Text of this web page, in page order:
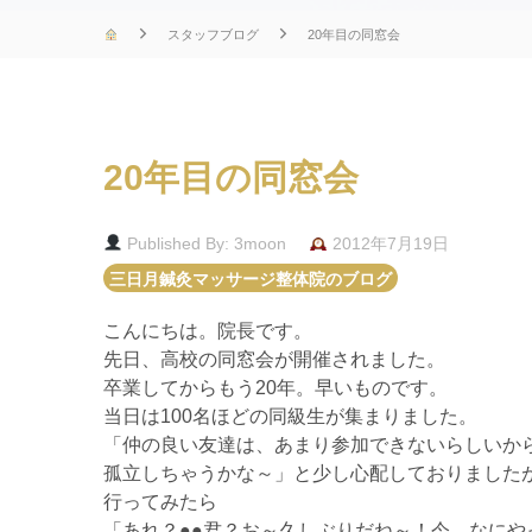
スタッフブログ 20年目の同窓会
20年目の同窓会
Published By: 3moon 2012年7月19日
三日月鍼灸マッサージ整体院のブログ
こんにちは。院長です。
先日、高校の同窓会が開催されました。
卒業してからもう20年。早いものです。
当日は100名ほどの同級生が集まりました。
「仲の良い友達は、あまり参加できないらしいか
孤立しちゃうかな～」と少し心配しておりました
行ってみたら